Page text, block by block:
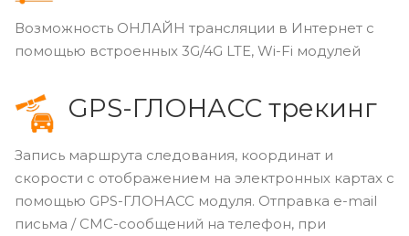
Возможность ОНЛАЙН трансляции в Интернет с
помощью встроенных 3G/4G LTE, Wi-Fi модулей
GPS-ГЛОНАСС трекинг
Запись маршрута следования, координат и
скорости с отображением на электронных картах с
помощью GPS-ГЛОНАСС модуля. Отправка e-mail
письма / СМС-сообщений на телефон, при